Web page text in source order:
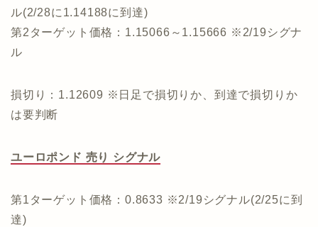
ル(2/28に1.14188に到達)
第2ターゲット価格：1.15066～1.15666 ※2/19シグナ
ル
損切り：1.12609 ※日足で損切りか、到達で損切りか
は要判断
ユーロポンド 売り シグナル
第1ターゲット価格：0.8633 ※2/19シグナル(2/25に到
達)